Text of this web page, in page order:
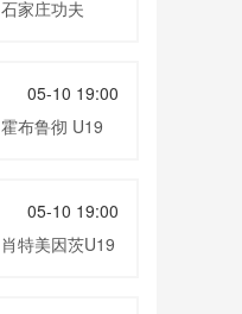
石家庄功夫
05-10 19:00
霍布鲁彻 U19
05-10 19:00
肖特美因茨U19